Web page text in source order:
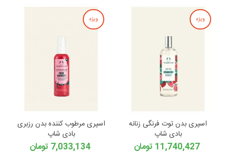
ویژه
اسپری بدن توت فرنگی زنانه
بادی شاپ
11,740,427 تومان
ویژه
اسپری مرطوب کننده بدن رزبری
بادی شاپ
7,033,134 تومان